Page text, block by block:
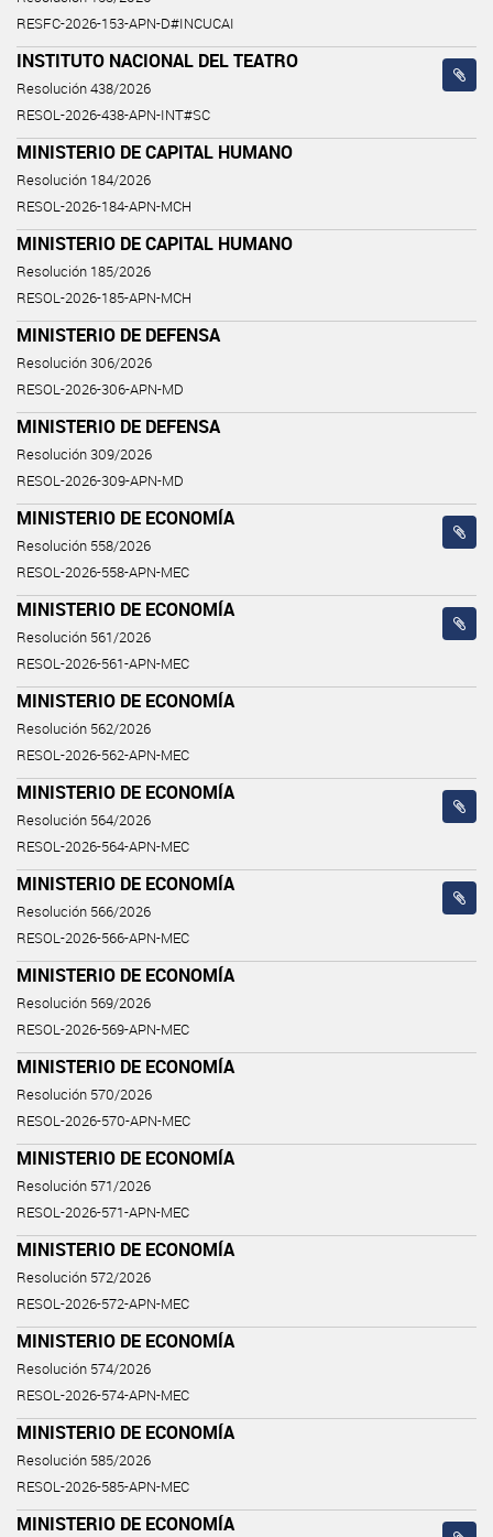
RESFC-2026-153-APN-D#INCUCAI
INSTITUTO NACIONAL DEL TEATRO
Resolución 438/2026
RESOL-2026-438-APN-INT#SC
MINISTERIO DE CAPITAL HUMANO
Resolución 184/2026
RESOL-2026-184-APN-MCH
MINISTERIO DE CAPITAL HUMANO
Resolución 185/2026
RESOL-2026-185-APN-MCH
MINISTERIO DE DEFENSA
Resolución 306/2026
RESOL-2026-306-APN-MD
MINISTERIO DE DEFENSA
Resolución 309/2026
RESOL-2026-309-APN-MD
MINISTERIO DE ECONOMÍA
Resolución 558/2026
RESOL-2026-558-APN-MEC
MINISTERIO DE ECONOMÍA
Resolución 561/2026
RESOL-2026-561-APN-MEC
MINISTERIO DE ECONOMÍA
Resolución 562/2026
RESOL-2026-562-APN-MEC
MINISTERIO DE ECONOMÍA
Resolución 564/2026
RESOL-2026-564-APN-MEC
MINISTERIO DE ECONOMÍA
Resolución 566/2026
RESOL-2026-566-APN-MEC
MINISTERIO DE ECONOMÍA
Resolución 569/2026
RESOL-2026-569-APN-MEC
MINISTERIO DE ECONOMÍA
Resolución 570/2026
RESOL-2026-570-APN-MEC
MINISTERIO DE ECONOMÍA
Resolución 571/2026
RESOL-2026-571-APN-MEC
MINISTERIO DE ECONOMÍA
Resolución 572/2026
RESOL-2026-572-APN-MEC
MINISTERIO DE ECONOMÍA
Resolución 574/2026
RESOL-2026-574-APN-MEC
MINISTERIO DE ECONOMÍA
Resolución 585/2026
RESOL-2026-585-APN-MEC
MINISTERIO DE ECONOMÍA